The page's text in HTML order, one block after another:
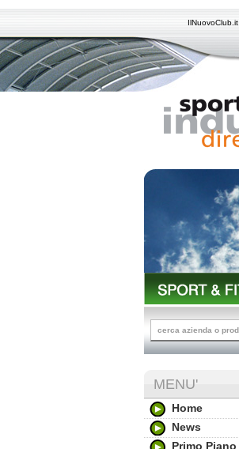
IlNuovoClub.it
MENU'
Home
News
Primo Piano